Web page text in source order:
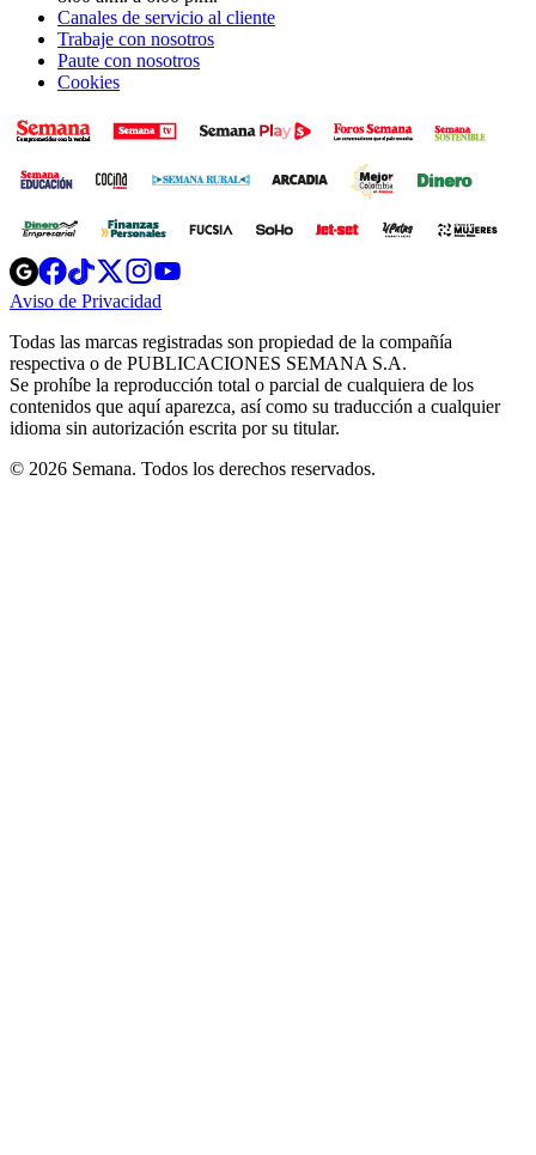
Canales de servicio al cliente
Trabaje con nosotros
Paute con nosotros
Cookies
Opens
in
new
Opens
in
new
Opens
in
new
window
Opens
new
windowwindow
Aviso de Privacidad
new
window
Todas las marcas registradas son propiedad de la compañía
respectiva o de PUBLICACIONES SEMANA S.A.
Se prohíbe la reproducción total o parcial de cualquiera de los
contenidos que aquí aparezca, así como su traducción a cualquier
idioma sin autorización escrita por su titular.
© 2026 Semana. Todos los derechos reservados.